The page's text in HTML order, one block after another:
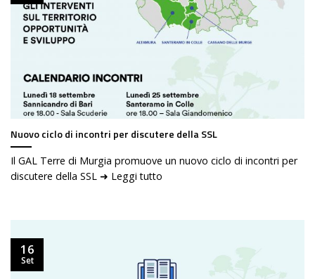
Nuovo ciclo di incontri per discutere della SSL
Il GAL Terre di Murgia promuove un nuovo ciclo di incontri per
discutere della SSL ➜ Leggi tutto
16
Set